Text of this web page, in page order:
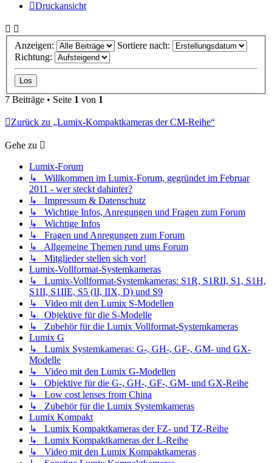
Druckansicht
Anzeigen:
Sortiere nach:
Richtung:
7 Beiträge • Seite 1 von 1
Zurück zu „Lumix-Kompaktkameras der CM-Reihe“
Gehe zu
Lumix-Forum
↳ Willkommen im Lumix-Forum, gegründet im Februar
2011 - wer steckt dahinter?
↳ Impressum & Datenschutz
↳ Wichtige Infos, Anregungen und Fragen zum Forum
↳ Wichtige Infos
↳ Fragen und Anregungen zum Forum
↳ Allgemeine Themen rund ums Forum
↳ Mitglieder stellen sich vor!
Lumix-Vollformat-Systemkameras
↳ Lumix-Vollformat-Systemkameras: S1R, S1RII, S1, S1H,
S1II, S1IIE, S5 (II, IIX, D) und S9
↳ Video mit den Lumix S-Modellen
↳ Objektive für die S-Modelle
↳ Zubehör für die Lumix Vollformat-Systemkameras
Lumix G
↳ Lumix Systemkameras: G-, GH-, GF-, GM- und GX-
Modelle
↳ Video mit den Lumix G-Modellen
↳ Objektive für die G-, GH-, GF-, GM- und GX-Reihe
↳ Low cost lenses from China
↳ Zubehör für die Lumix Systemkameras
Lumix Kompakt
↳ Lumix Kompaktkameras der FZ- und TZ-Reihe
↳ Lumix Kompaktkameras der L-Reihe
↳ Video mit den Lumix Kompaktkameras